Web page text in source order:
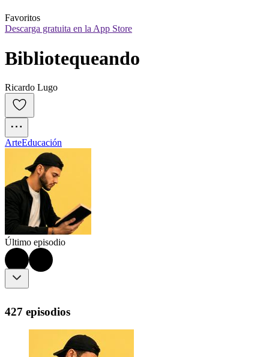
Favoritos
Descarga gratuita en la App Store
Bibliotequeando
Ricardo Lugo
ArteEducación
Último episodio
427 episodios